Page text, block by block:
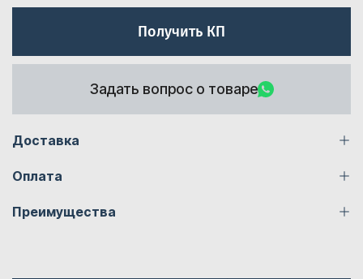
Получить КП
Задать вопрос о товаре
Доставка
Оплата
Преимущества